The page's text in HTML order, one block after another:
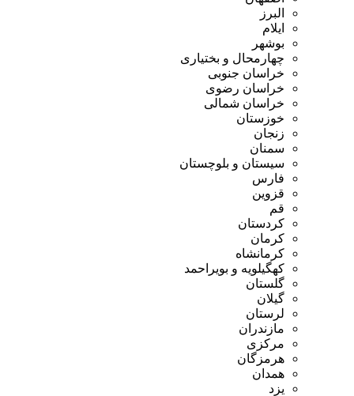
البرز
ایلام
بوشهر
چهارمحال و بختیاری
خراسان جنوبی
خراسان رضوی
خراسان شمالی
خوزستان
زنجان
سمنان
سیستان و بلوچستان
فارس
قزوین
قم
کردستان
کرمان
کرمانشاه
کهگیلویه و بویراحمد
گلستان
گیلان
لرستان
مازندران
مرکزی
هرمزگان
همدان
یزد